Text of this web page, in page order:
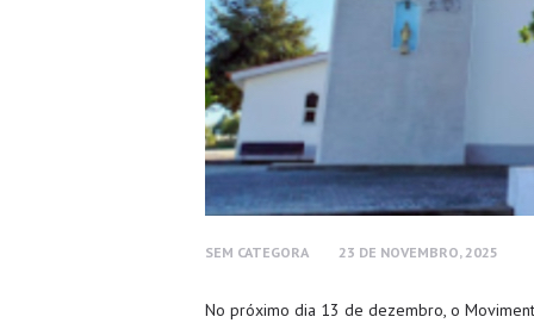
SEM CATEGORA 23 DE NOVEMBRO, 2025
No próximo dia 13 de dezembro, o